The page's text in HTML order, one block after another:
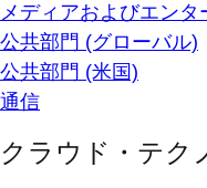
メディアおよびエンタ
公共部門 (グローバル)
公共部門 (米国)
通信
クラウド・テク